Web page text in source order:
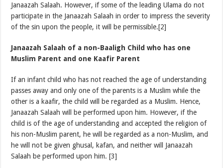
Janaazah Salaah. However, if some of the leading Ulama do not
participate in the Janaazah Salaah in order to impress the severity
of the sin upon the people, it will be permissible.[2]
Janaazah Salaah of a non-Baaligh Child who has one
Muslim Parent and one Kaafir Parent
If an infant child who has not reached the age of understanding
passes away and only one of the parents is a Muslim while the
other is a kaafir, the child will be regarded as a Muslim. Hence,
Janaazah Salaah will be performed upon him. However, if the
child is of the age of understanding and accepted the religion of
his non-Muslim parent, he will be regarded as a non-Muslim, and
he will not be given ghusal, kafan, and neither will Janaazah
Salaah be performed upon him. [3]